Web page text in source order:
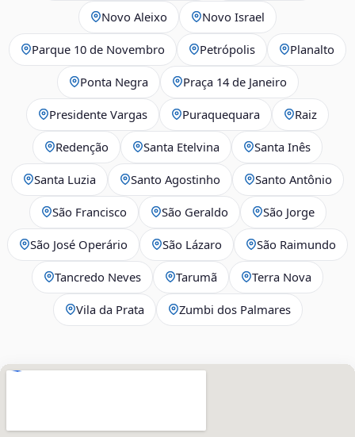
Novo Aleixo Novo Israel
Parque 10 de Novembro Petrópolis Planalto
Ponta Negra Praça 14 de Janeiro
Presidente Vargas Puraquequara Raiz
Redenção Santa Etelvina Santa Inês
Santa Luzia Santo Agostinho Santo Antônio
São Francisco São Geraldo São Jorge
São José Operário São Lázaro São Raimundo
Tancredo Neves Tarumã Terra Nova
Vila da Prata Zumbi dos Palmares